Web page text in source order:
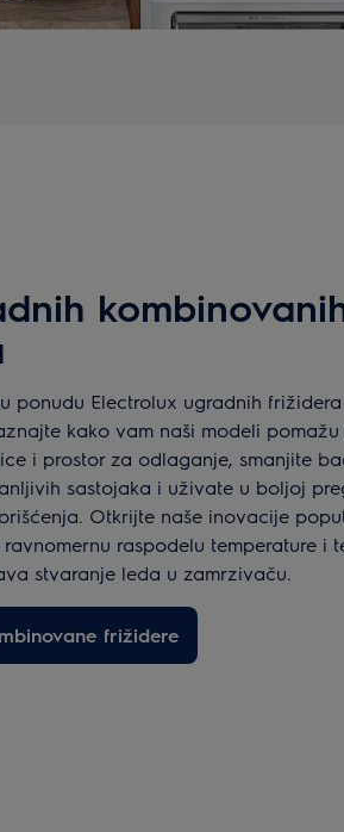
ponudu Electrolux ugradnih
kako vam naši modeli
i prostor za odlaganje, smanjite
sastojaka i uživate u boljoj
Otkrijte naše inovacije
raspodelu temperature i
stvaranje leda u zamrzivaču.
frižidere